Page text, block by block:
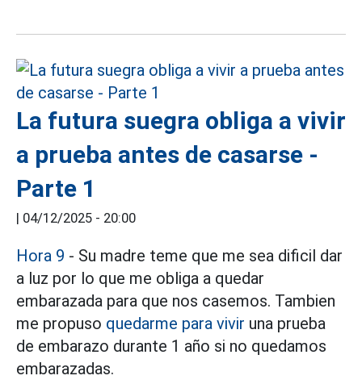
La futura suegra obliga a vivir
a prueba antes de casarse -
Parte 1
| 04/12/2025 - 20:00
Hora 9 - Su madre teme que me sea dificil dar
a luz por lo que me obliga a quedar
embarazada para que nos casemos. Tambien
me propuso quedarme para vivir una prueba
de embarazo durante 1 año si no quedamos
embarazadas.